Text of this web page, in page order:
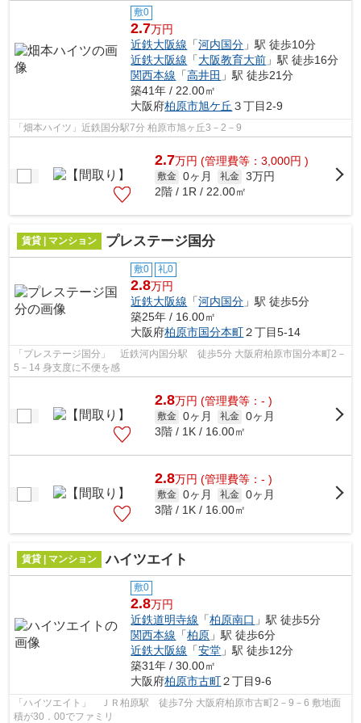
敷0
2.7万円
近鉄大阪線 「河内国分 」駅 徒歩10分
近鉄大阪線 「大阪教育大前 」駅 徒歩16分
関西本線 「高井田 」駅 徒歩21分
築41年 / 22.00㎡
大阪府柏原市旭ケ丘 ３丁目2-9
「畑本ハイツ」近鉄国分駅7分 柏原市旭ヶ丘3－2－9
2.7万円 (管理費等：3,000円 )
敷金 0ヶ月 礼金 3万円
2階 / 1R / 22.00㎡
賃貸 | マンション プレステージ国分
敷0 礼0
2.8万円
近鉄大阪線 「河内国分 」駅 徒歩5分
築25年 / 16.00㎡
大阪府柏原市国分本町２丁目5-14
「プレステージ国分」 近鉄河内国分駅 徒歩5分 大阪府柏原市国分本町2－
5－14 身支度に不便を感
2.8万円 (管理費等：- )
敷金 0ヶ月 礼金 0ヶ月
3階 / 1K / 16.00㎡
2.8万円 (管理費等：- )
敷金 0ヶ月 礼金 0ヶ月
3階 / 1K / 16.00㎡
賃貸 | マンション ハイツエイト
敷0
2.8万円
近鉄道明寺線 「柏原南口 」駅 徒歩5分
関西本線 「柏原 」駅 徒歩6分
近鉄大阪線 「安堂 」駅 徒歩12分
築31年 / 30.00㎡
大阪府柏原市古町２丁目9-6
「ハイツエイト」 ＪＲ柏原駅 徒歩7分 大阪府柏原市古町2－9－6 敷地面
積が30．00でファミリ